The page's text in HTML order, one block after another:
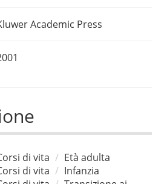
Academic Press
di vita
Età adulta
di vita
Infanzia